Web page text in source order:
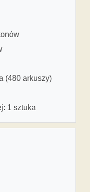
(480 arkuszy)
1 sztuka